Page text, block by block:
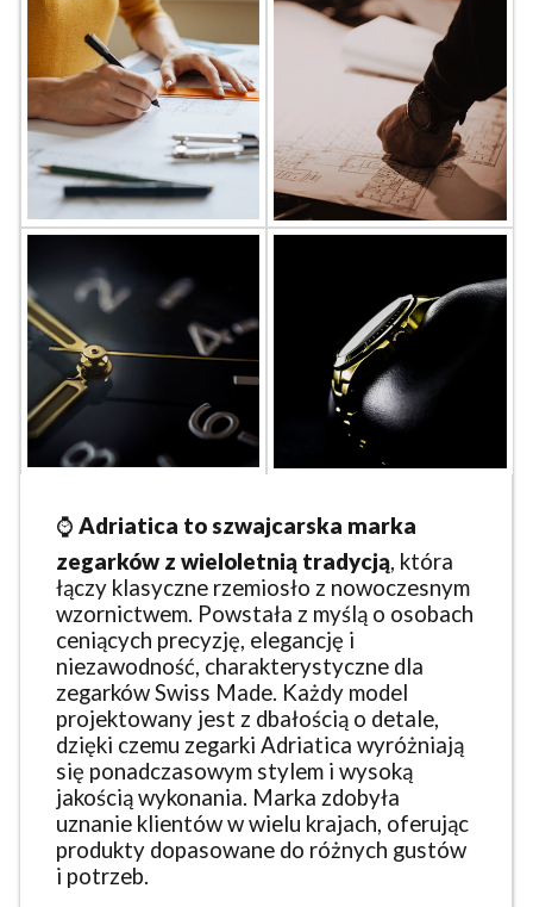
⌚ Adriatica to szwajcarska marka
zegarków z wieloletnią tradycją, która
łączy klasyczne rzemiosło z nowoczesnym
wzornictwem. Powstała z myślą o osobach
ceniących precyzję, elegancję i
niezawodność, charakterystyczne dla
zegarków Swiss Made. Każdy model
projektowany jest z dbałością o detale,
dzięki czemu zegarki Adriatica wyróżniają
się ponadczasowym stylem i wysoką
jakością wykonania. Marka zdobyła
uznanie klientów w wielu krajach, oferując
produkty dopasowane do różnych gustów
i potrzeb.